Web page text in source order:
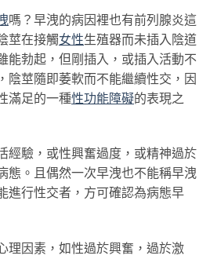
嗎？早洩的病因裡也有前列腺炎這
莖在接觸女性生殖器而未插入陰道
能勃起，但剛插入，或插入活動不
陰莖隨即萎軟而不能繼續性交，因
滿足的一種性功能障礙的表現之
經驗，或性興奮過度，或精神過於
態。且偶然一次早洩也不能稱早洩
進行性交者，方可確認為病態早
理因素，如性過於興奮，過於激